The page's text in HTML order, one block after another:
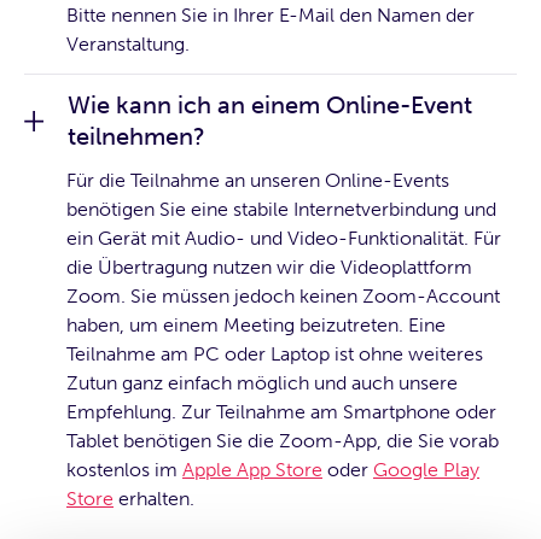
Bitte nennen Sie in Ihrer E-Mail den Namen der
Veranstaltung.
Wie kann ich an einem Online-Event
teilnehmen?
Für die Teilnahme an unseren Online-Events
benötigen Sie eine stabile Internetverbindung und
ein Gerät mit Audio- und Video-Funktionalität. Für
die Übertragung nutzen wir die Videoplattform
Zoom. Sie müssen jedoch keinen Zoom-Account
haben, um einem Meeting beizutreten. Eine
Teilnahme am PC oder Laptop ist ohne weiteres
Zutun ganz einfach möglich und auch unsere
Empfehlung. Zur Teilnahme am Smartphone oder
Tablet benötigen Sie die Zoom-App, die Sie vorab
kostenlos im Apple App Store oder Google Play
Store erhalten.